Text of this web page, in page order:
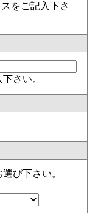
をご記入下さ
さい。
び下さい。